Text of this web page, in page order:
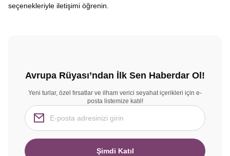
seçenekleriyle iletişimi öğrenin.
Avrupa Rüyası’ndan İlk Sen Haberdar Ol!
Yeni turlar, özel fırsatlar ve ilham verici seyahat içerikleri için e-
posta listemize katıl!
Şimdi Katıl